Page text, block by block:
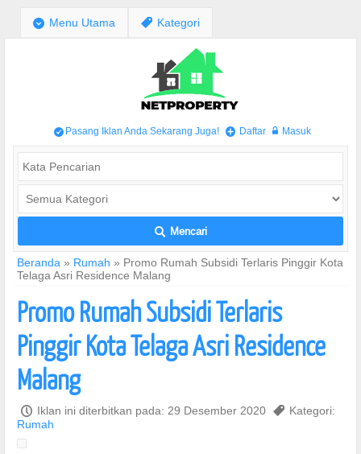
; Menu Utama , Kategori
/ Pasang Iklan Anda Sekarang Juga! + Daftar w Masuk
L Mencari
Beranda » Rumah » Promo Rumah Subsidi Terlaris Pinggir Kota
Telaga Asri Residence Malang
Promo Rumah Subsidi Terlaris
Pinggir Kota Telaga Asri Residence
Malang
P Iklan ini diterbitkan pada: 29 Desember 2020 , Kategori:
Rumah